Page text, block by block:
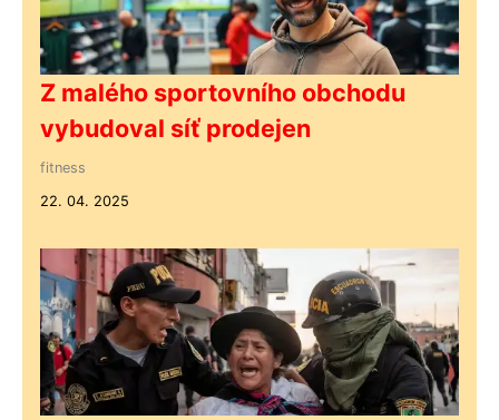
Z malého sportovního obchodu
vybudoval síť prodejen
fitness
22. 04. 2025